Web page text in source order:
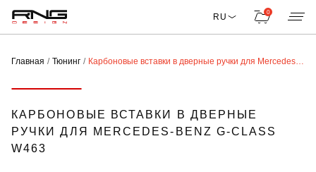
RU 0
Главная Тюнинг Карбоновые вставки в дверные ручки для Mercedes-Benz G-Class W463
КАРБОНОВЫЕ ВСТАВКИ В ДВЕРНЫЕ
РУЧКИ ДЛЯ MERCEDES-BENZ G-CLASS
W463